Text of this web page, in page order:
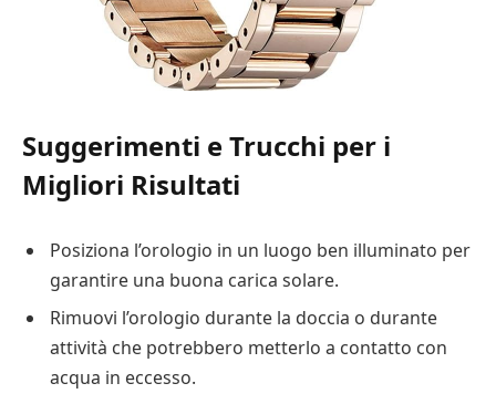
Suggerimenti e Trucchi per i
Migliori Risultati
Posiziona l’orologio in un luogo ben illuminato per
garantire una buona carica solare.
Rimuovi l’orologio durante la doccia o durante
attività che potrebbero metterlo a contatto con
acqua in eccesso.